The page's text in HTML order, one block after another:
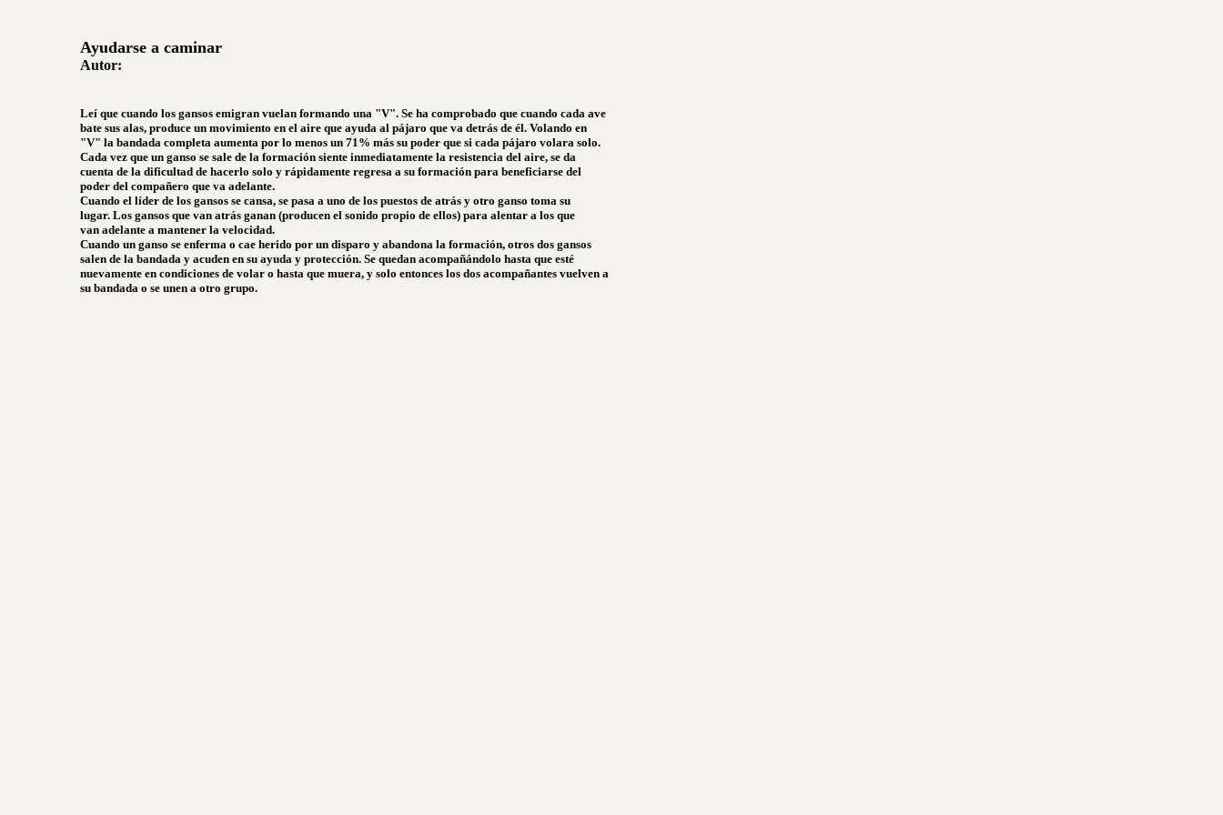
Ayudarse a caminar
Autor:
Leí que cuando los gansos emigran vuelan formando una "V". Se ha comprobado que cuando cada ave
bate sus alas, produce un movimiento en el aire que ayuda al pájaro que va detrás de él. Volando en
"V" la bandada completa aumenta por lo menos un 71% más su poder que si cada pájaro volara solo.
Cada vez que un ganso se sale de la formación siente inmediatamente la resistencia del aire, se da
cuenta de la dificultad de hacerlo solo y rápidamente regresa a su formación para beneficiarse del
poder del compañero que va adelante.
Cuando el líder de los gansos se cansa, se pasa a uno de los puestos de atrás y otro ganso toma su
lugar. Los gansos que van atrás ganan (producen el sonido propio de ellos) para alentar a los que
van adelante a mantener la velocidad.
Cuando un ganso se enferma o cae herido por un disparo y abandona la formación, otros dos gansos
salen de la bandada y acuden en su ayuda y protección. Se quedan acompañándolo hasta que esté
nuevamente en condiciones de volar o hasta que muera, y solo entonces los dos acompañantes vuelven a
su bandada o se unen a otro grupo.